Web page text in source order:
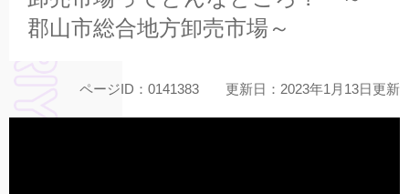
郡山市総合地方卸売市場～
ページID：0141383 更新日：2023年1月13日更新